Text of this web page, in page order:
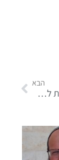
הבא
בהר | חייבים להשתחרר מהעבדות לסמארטפון!